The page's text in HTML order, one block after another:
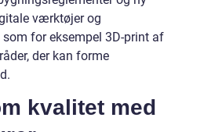
værktøjer og
for eksempel 3D-print af
der kan forme
kvalitet med